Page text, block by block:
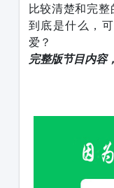
比较清楚和完
到底是什么，
爱？​
完整版节目内容